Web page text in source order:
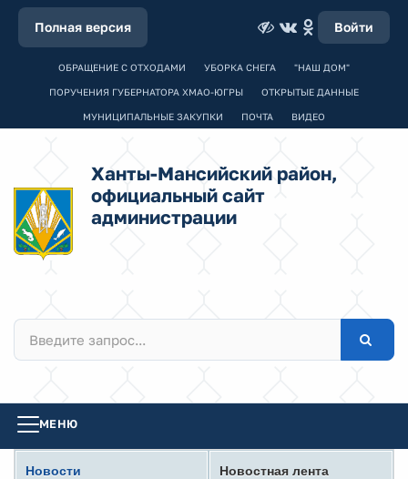
Полная версия Войти
ОБРАЩЕНИЕ С ОТХОДАМИ УБОРКА СНЕГА "НАШ ДОМ"
ПОРУЧЕНИЯ ГУБЕРНАТОРА ХМАО-ЮГРЫ ОТКРЫТЫЕ ДАННЫЕ
МУНИЦИПАЛЬНЫЕ ЗАКУПКИ ПОЧТА ВИДЕО
Ханты-Мансийский район,
официальный сайт
администрации
МЕНЮ
Новости
Новостная лента